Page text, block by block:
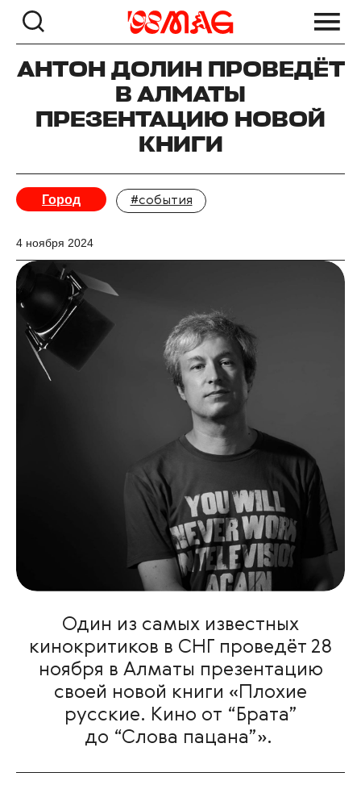
АНТОН ДОЛИН ПРОВЕДЁТ
В АЛМАТЫ
ПРЕЗЕНТАЦИЮ НОВОЙ
КНИГИ
Город #события
4 ноября 2024
Один из самых известных
кинокритиков в СНГ проведёт 28
ноября в Алматы презентацию
своей новой книги «Плохие
русские. Кино от “Брата”
до “Слова пацана”».